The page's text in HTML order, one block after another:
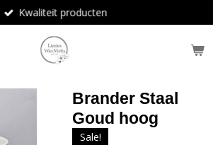
Kwaliteit producten
Brander Staal
Goud hoog
Sale!